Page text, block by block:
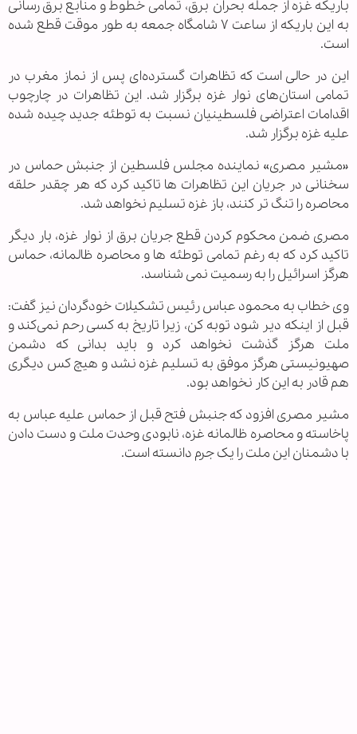
باریکه غزه از جمله بحران برق، تمامی خطوط و منابع برق رسانی
به این باریکه از ساعت ۷ شامگاه جمعه به طور موقت قطع شده
است.
این در حالی است که تظاهرات گسترده‌ای پس از نماز مغرب در
تمامی استان‌های نوار غزه برگزار شد. این تظاهرات در چارچوب
اقدامات اعتراضی فلسطینیان نسبت به توطئه جدید چیده شده
علیه غزه برگزار شد.
«مشیر مصری» نماینده مجلس فلسطین از جنبش حماس در
سخنانی در جریان این تظاهرات ها تاکید کرد که هر چقدر حلقه
محاصره را تنگ تر کنند، باز غزه تسلیم نخواهد شد.
مصری ضمن محکوم کردن قطع جریان برق از نوار غزه، بار دیگر
تاکید کرد که به رغم تمامی توطئه ها و محاصره ظالمانه، حماس
هرگز اسرائیل را به رسمیت نمی شناسد.
وی خطاب به محمود عباس رئیس تشکیلات خودگردان نیز گفت:
قبل از اینکه دیر شود توبه کن، زیرا تاریخ به کسی رحم نمی‌کند و
ملت هرگز گذشت نخواهد کرد و باید بدانی که دشمن
صهیونیستی هرگز موفق به تسلیم غزه نشد و هیچ کس دیگری
هم قادر به این کار نخواهد بود.
مشیر مصری افزود که جنبش فتح قبل از حماس علیه عباس به
پاخاسته و محاصره ظالمانه غزه، نابودی وحدت ملت و دست دادن
با دشمنان این ملت را یک جرم دانسته است.